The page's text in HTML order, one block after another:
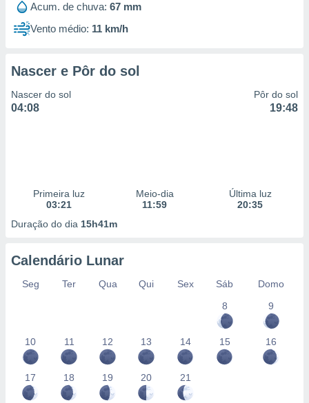
1199
Acum. de chuva: 67 mm
Vento médio: 11 km/h
Nascer e Pôr do sol
Nascer do sol
04:08
Pôr do sol
19:48
Primeira luz
03:21
Meio-dia
11:59
Última luz
20:35
Duração do dia 15h41m
Calendário Lunar
Seg Ter Qua Qui Sex Sáb
Domo
8
9
10 11 12 13 14 15 16
17 18 19 20 21